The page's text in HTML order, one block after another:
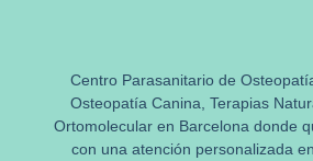
Centro Parasanitario de
Osteopatía Canina, Terapias
Ortomolecular en Barcelona donde
con una atención personalizada